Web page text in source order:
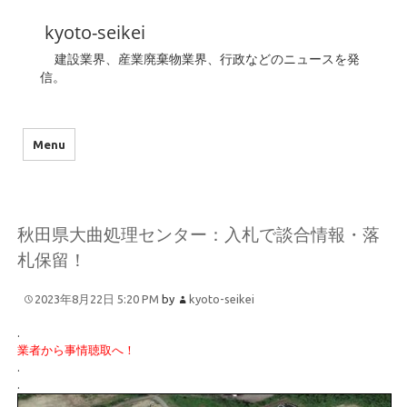
kyoto-seikei
建設業界、産業廃棄物業界、行政などのニュースを発
信。
Menu
秋田県大曲処理センター：入札で談合情報・落
札保留！
2023年8月22日 5:20 PM by kyoto-seikei
.
業者から事情聴取へ！
.
.